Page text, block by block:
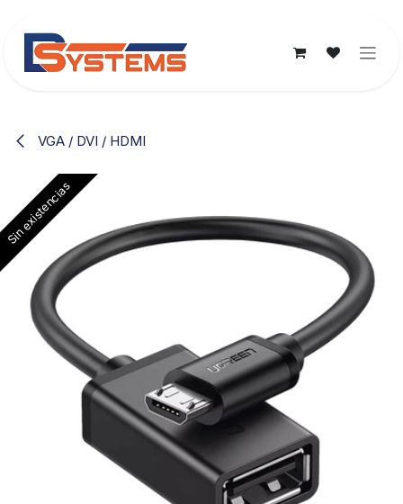
VGA / DVI / HDMI
Sin existencias